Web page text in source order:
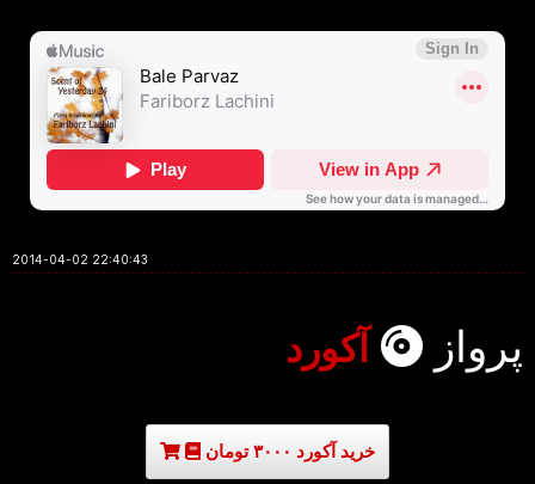
2014-04-02 22:40:43
پرواز آکورد
خرید آکورد ۳۰۰۰ تومان